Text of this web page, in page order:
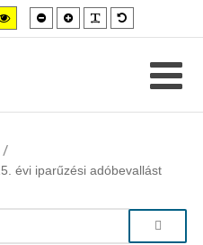
Magas
kontraszt
sárga-
Kisebb
betűméret
Nagyobb
betűméret
évi iparűzési adóbevallást